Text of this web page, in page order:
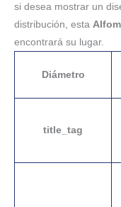
si desea mostrar un
distribución, esta
encontrará su lugar.
Diámetro
title_tag